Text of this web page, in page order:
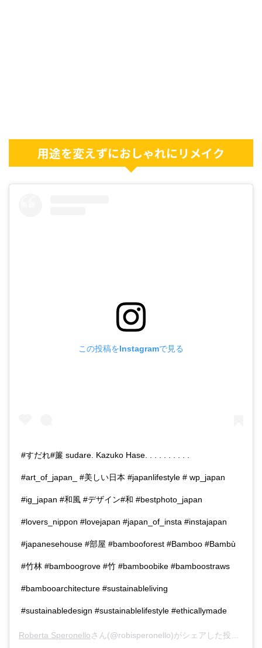
用途を変えずにおしゃれにリメイク
この投稿をInstagramで見る
#すだれ#簾 sudare. Kazuko Hase. . . . . . . . . .
#art_of_japan_ #美しい日本 #japanlifestyle # wp_japan
#ig_japan #和風 #デザイン#和 #bestphoto_japan
#lovers_nippon #lovejapan #japan_of_insta #instajapan
#japanesehouse #部屋 #bambooforest #Bamboo #Bambù
#竹林 #bamboogrove #竹 #bamboobike #bamboostraws
#bambooarchitecture #sustainableliving
#sustainabledesign #sustainablelifestyle #ethicallymade
Roberta Speronelloさん(@robisperonello)がシェアした投稿 -